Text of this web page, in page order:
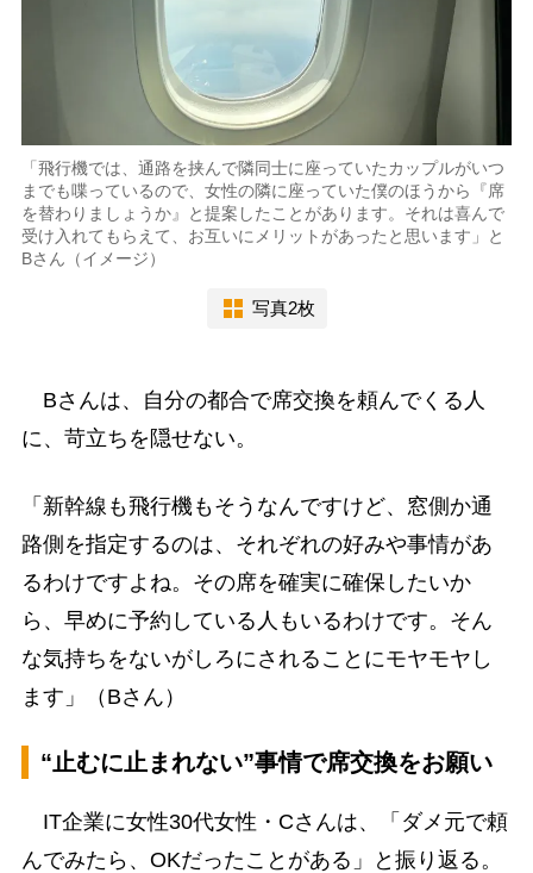
「飛行機では、通路を挟んで隣同士に座っていたカップルがいつ
までも喋っているので、女性の隣に座っていた僕のほうから『席
を替わりましょうか』と提案したことがあります。それは喜んで
受け入れてもらえて、お互いにメリットがあったと思います」と
Bさん（イメージ）
写真2枚
Bさんは、自分の都合で席交換を頼んでくる人
に、苛立ちを隠せない。
「新幹線も飛行機もそうなんですけど、窓側か通
路側を指定するのは、それぞれの好みや事情があ
るわけですよね。その席を確実に確保したいか
ら、早めに予約している人もいるわけです。そん
な気持ちをないがしろにされることにモヤモヤし
ます」（Bさん）
“止むに止まれない”事情で席交換をお願い
IT企業に女性30代女性・Cさんは、「ダメ元で頼
んでみたら、OKだったことがある」と振り返る。